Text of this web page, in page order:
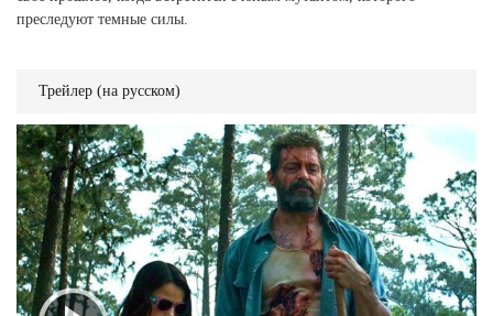
преследуют темные силы.
Трейлер (на русском)